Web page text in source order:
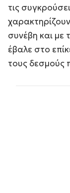
τις
χαρακτηρίζουν
συνέβη και με
έβαλε στο
τους δεσμούς